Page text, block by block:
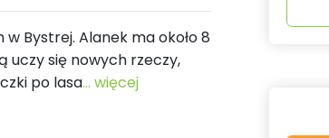
Bystrej. Alanek ma około 8
uczy się nowych rzeczy,
po lasa... więcej